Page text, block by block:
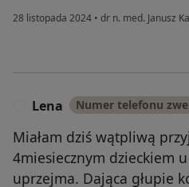
28 listopada 2024 • dr n. med. Janusz
Lena Numer telefonu
Miałam dziś wątpliwą
4miesiecznym dzieckiem
uprzejma. Dająca głupie